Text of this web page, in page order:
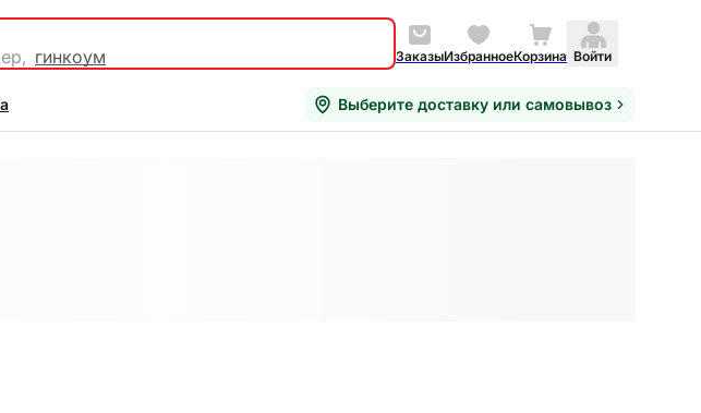
гинкоум ЗаказыИзбранноеКорзина Войти
Выберите доставку или самовывоз